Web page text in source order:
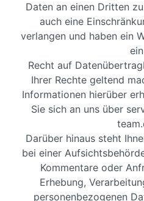
Daten an einen Dritten
auch eine
verlangen und haben ein
ein
Recht auf
Ihrer Rechte geltend
Informationen hierüber
Sie sich an uns über
Darüber hinaus steht
bei einer
Kommentare oder
Erhebung,
personenbezogenen